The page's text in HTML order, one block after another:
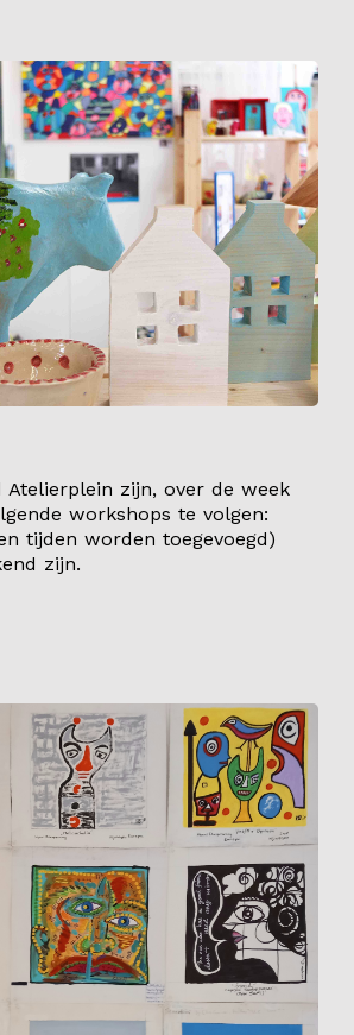
Atelierplein zijn, over de week
workshops te volgen:
tijden worden toegevoegd)
zijn.